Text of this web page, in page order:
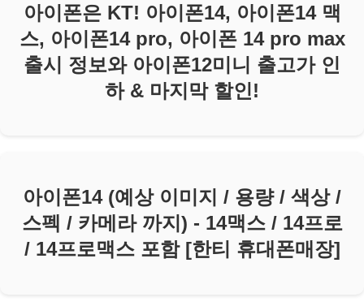
아이폰은 KT! 아이폰14, 아이폰14 맥
스, 아이폰14 pro, 아이폰 14 pro max
출시 정보와 아이폰12미니 출고가 인
하 & 마지막 할인!
아이폰14 (예상 이미지 / 용량 / 색상 /
스펙 / 카메라 까지) - 14맥스 / 14프로
/ 14프로맥스 포함 [한티 휴대폰매장]